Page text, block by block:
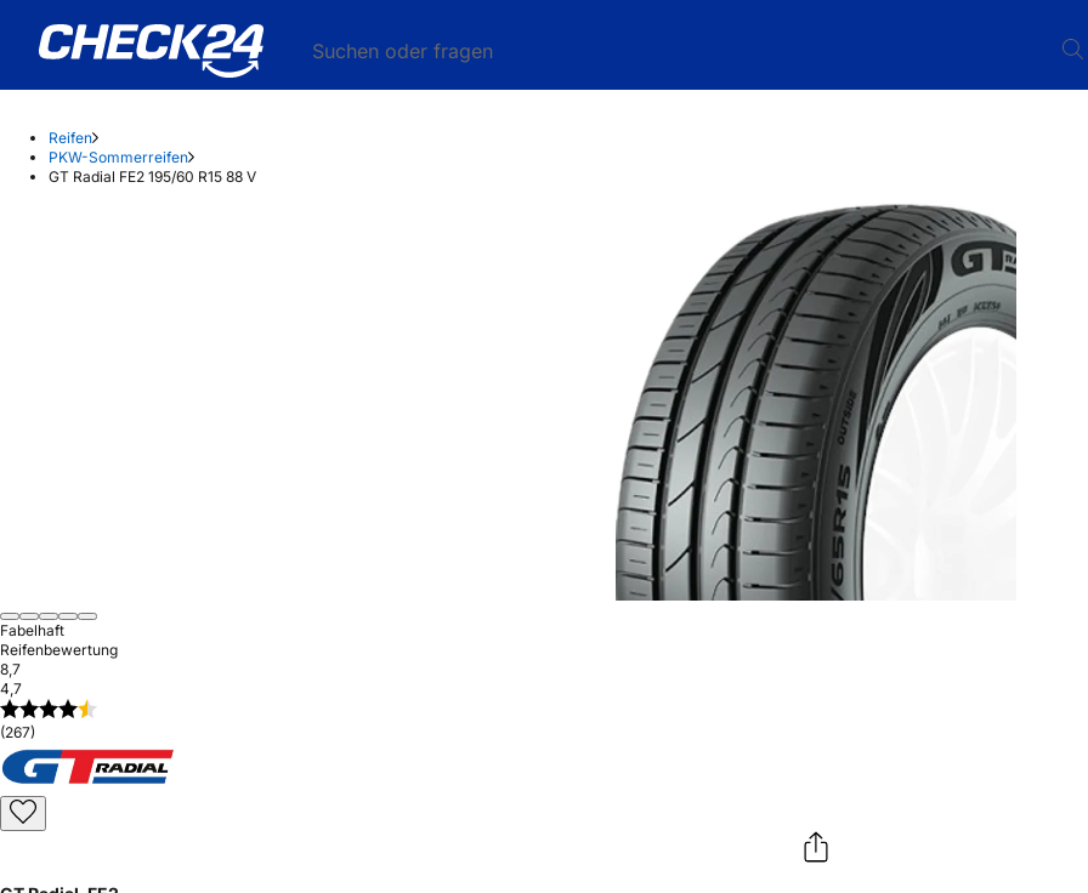
Suchen oder fragen
Reifen
PKW-Sommerreifen
GT Radial FE2 195/60 R15 88 V
Fabelhaft
Reifenbewertung
8,7
4,7
(267)